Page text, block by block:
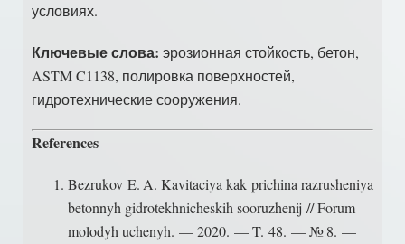
условиях.
Ключевые слова: эрозионная стойкость, бетон,
ASTM C1138, полировка поверхностей,
гидротехнические сооружения.
References
Bezrukov E. A. Kavitaciya kak prichina razrusheniya
betonnyh gidrotekhnicheskih sooruzhenij // Forum
molodyh uchenyh. — 2020. — T. 48. — № 8. —